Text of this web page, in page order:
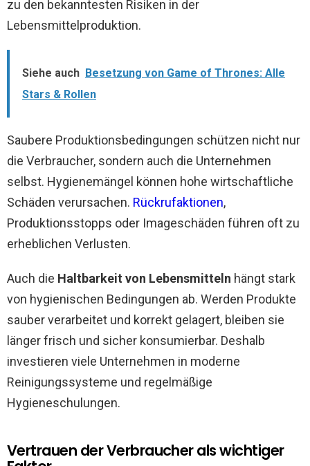
zu den bekanntesten Risiken in der
Lebensmittelproduktion.
Siehe auch Besetzung von Game of Thrones: Alle
Stars & Rollen
Saubere Produktionsbedingungen schützen nicht nur
die Verbraucher, sondern auch die Unternehmen
selbst. Hygienemängel können hohe wirtschaftliche
Schäden verursachen. Rückrufaktionen,
Produktionsstopps oder Imageschäden führen oft zu
erheblichen Verlusten.
Auch die Haltbarkeit von Lebensmitteln hängt stark
von hygienischen Bedingungen ab. Werden Produkte
sauber verarbeitet und korrekt gelagert, bleiben sie
länger frisch und sicher konsumierbar. Deshalb
investieren viele Unternehmen in moderne
Reinigungssysteme und regelmäßige
Hygieneschulungen.
Vertrauen der Verbraucher als wichtiger